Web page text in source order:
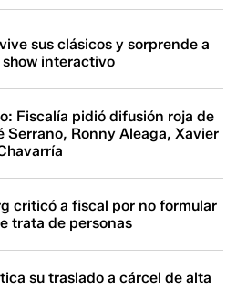
sus clásicos y sorprende a
interactivo
Fiscalía pidió difusión roja de
Serrano, Ronny Aleaga, Xavier
criticó a fiscal por no formular
trata de personas
su traslado a cárcel de alta